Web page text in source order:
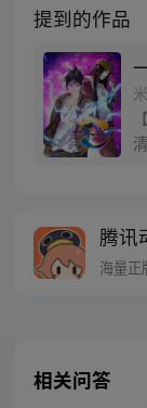
提到的作品
腾讯
海量正
相关问答